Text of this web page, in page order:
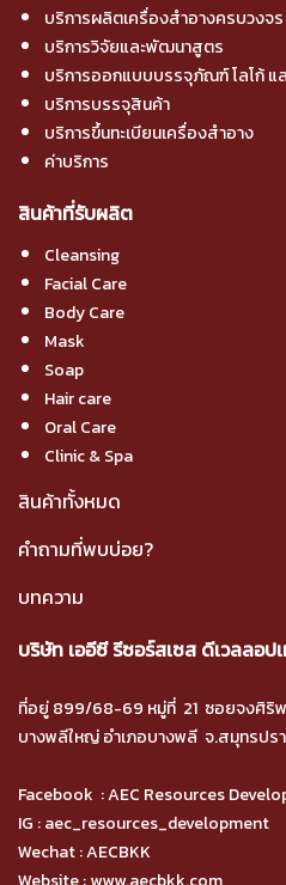
บริการผลิตเครื่องสำอางครบวงจร
บริการวิจัยและพัฒนาสูตร
บริการออกแบบบรรจุภัณฑ์ โลโก้ แ
บริการบรรจุสินค้า
บริการขึ้นทะเบียนเครื่องสำอาง
ค่าบริการ
สินค้าที่รับผลิต
Cleansing
Facial Care
Body Care
Mask
Soap
Hair care
Oral Care
Clinic & Spa
สินค้าทั้งหมด
คำถามที่พบบ่อย?
บทความ
บริษัท เออีซี รีซอร์สเซส ดีเวลลอ
ที่อยู่ 899/68-69 หมู่ที่ 21 ซอยจงศิริ
บางพลีใหญ่ อำเภอบางพลี จ.สมุทรปร
Facebook :AEC Resources
IG :aec_resources_development
Wechat : AECBKK